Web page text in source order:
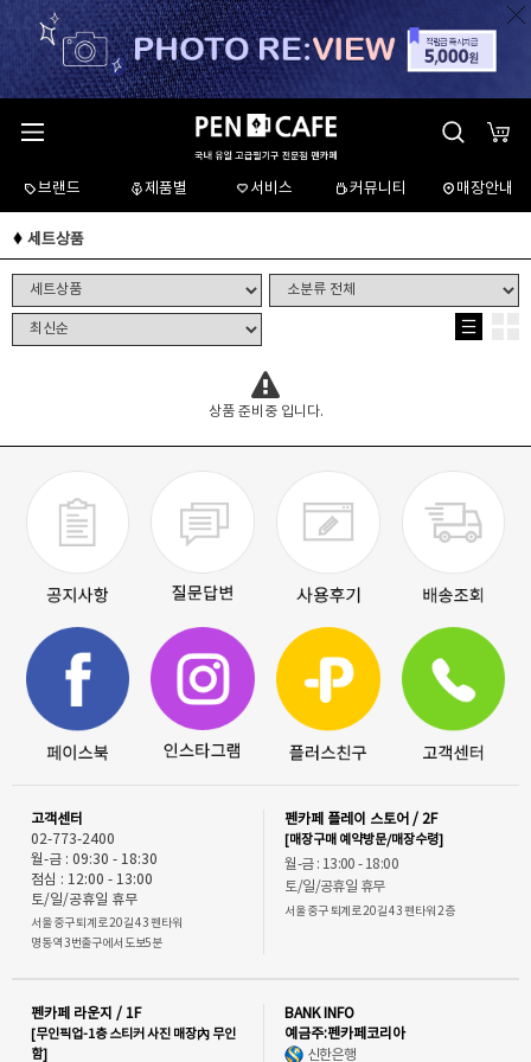
브랜드 제품별 서비스 커뮤니티 매장안내
세트상품
상품 준비중 입니다.
고객센터
02-773-2400
월-금 : 09:30 - 18:30
점심 : 12:00 - 13:00
토/일/공휴일 휴무
서울 중구 퇴계로 20길 43 펜타워
명동역 3번출구에서 도보5분
펜카페 플레이 스토어 / 2F
[매장구매 예약방문/매장수령]
월-금 : 13:00 - 18:00
토/일/공휴일 휴무
서울 중구 퇴계로 20길 43 펜타워 2층
펜카페 라운지 / 1F
[무인픽업-1층 스티커 사진 매장內 무인
함]
BANK INFO
예금주:펜카페코리아
신한은행